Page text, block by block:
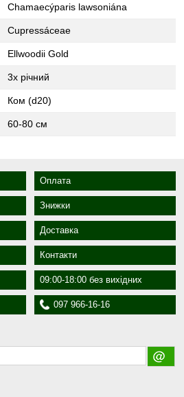
Chamaecýparis lawsoniána
Cupressáceae
Ellwoodii Gold
3х річний
Ком (d20)
60-80 см
Оплата
Знижки
Доставка
Контакти
09:00-18:00 без вихідних
097 966-16-16